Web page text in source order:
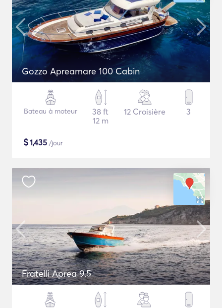
Gozzo Apreamare 100 Cabin
Bateau à moteur
38 ft
12 m
12 Croisière 3
$1,435 /jour
Fratelli Aprea 9.5